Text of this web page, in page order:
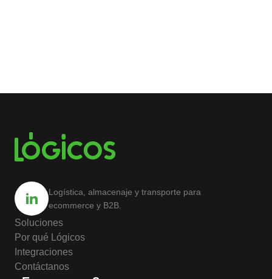
Logística, almacenaje y transporte para
ecommerce y B2B.
Soluciones
Por qué Lógicos
Integraciones
Contáctanos